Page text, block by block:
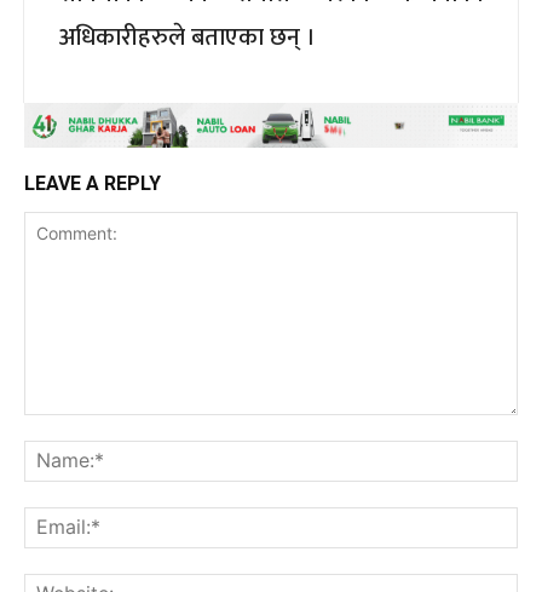
अधिकारीहरुले बताएका छन् ।
LEAVE A REPLY